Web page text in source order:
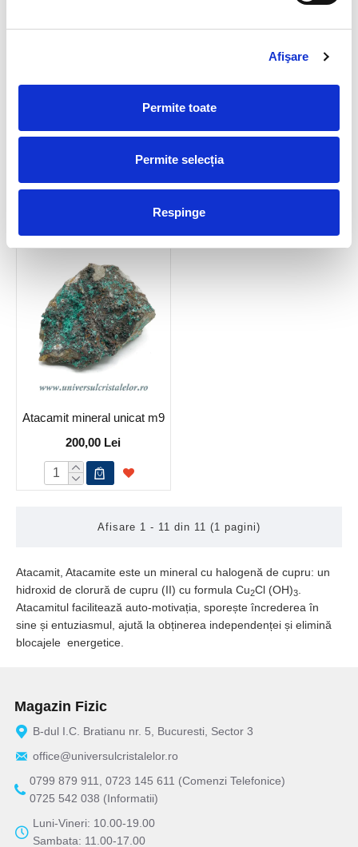
Afişare
Permite toate
Permite selecția
Respinge
Atacamit, Atacamite este un mineral cu halogenă de cupru: un
hidroxid de clorură de cupru (II) cu formula Cu2Cl (OH)3
Atacamitul facilitează auto-motivația, sporește încrederea în
sine și entuziasmul, ajută la obținerea independenței și elimină
blocajele energetice.
Atacamit mineral unicat m7
35,00 Lei
Atacamit mineral unicat m8
150,00 Lei
Atacamit mineral unicat m9
200,00 Lei
Afisare 1 - 11 din 11 (1 pagini)
Magazin Fizic
B-dul I.C. Bratianu nr. 5, Bucuresti, Sector 3
office@universulcristalelor.ro
0799 879 911, 0723 145 611 (Comenzi Telefonice)
0725 542 038 (Informatii)
Luni-Vineri: 10.00-19.00
Sambata: 11.00-17.00